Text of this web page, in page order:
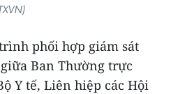
phối hợp giám sát
Ban Thường trực
Y tế, Liên hiệp các Hội